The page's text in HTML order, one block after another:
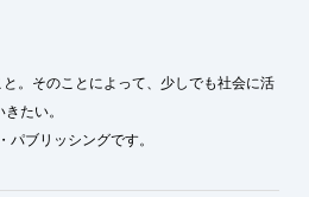
。そのことによって、少しでも社会に活
たい。
ブリッシングです。